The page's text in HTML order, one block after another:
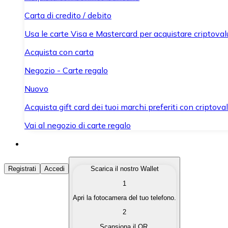
Carta di credito / debito
Usa le carte Visa e Mastercard per acquistare
Acquista con carta
Negozio - Carte regalo
Nuovo
Acquista gift card dei tuoi marchi preferiti con
Vai al negozio di carte regalo
Acquista Criptovalute
Acquista le criptovalute che ti interessano in modo
Converti le tue criptovalute in valuta fiat quando ne hai
Registrati Accedi
Scarica il nostro Wallet
1
Apri la fotocamera del tuo telefono.
2